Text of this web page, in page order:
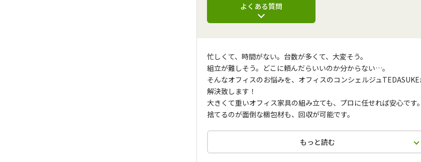
よくある質問
忙しくて、時間がない。台数が多くて、大変そう。
組立が難しそう。どこに頼んだらいいのか分からない…。
そんなオフィスのお悩みを、オフィスのコンシェルジュ
解決致します！
大きくて重いオフィス家具の組み立ても、プロに任せれば安心です。
捨てるのが面倒な梱包材も、回収が可能です。
もっと読む